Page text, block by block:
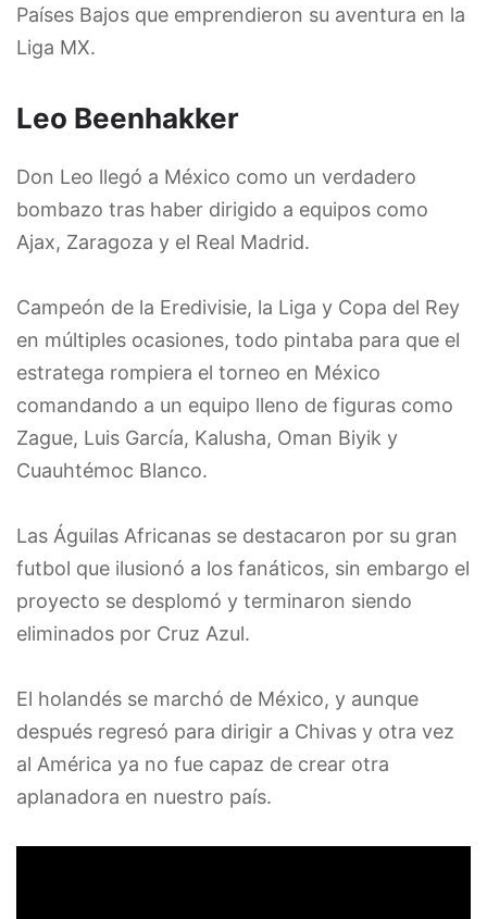
Países Bajos que emprendieron su aventura en la
Liga MX.
Leo Beenhakker
Don Leo llegó a México como un verdadero
bombazo tras haber dirigido a equipos como
Ajax, Zaragoza y el Real Madrid.
Campeón de la Eredivisie, la Liga y Copa del Rey
en múltiples ocasiones, todo pintaba para que el
estratega rompiera el torneo en México
comandando a un equipo lleno de figuras como
Zague, Luis García, Kalusha, Oman Biyik y
Cuauhtémoc Blanco.
Las Águilas Africanas se destacaron por su gran
futbol que ilusionó a los fanáticos, sin embargo el
proyecto se desplomó y terminaron siendo
eliminados por Cruz Azul.
El holandés se marchó de México, y aunque
después regresó para dirigir a Chivas y otra vez
al América ya no fue capaz de crear otra
aplanadora en nuestro país.